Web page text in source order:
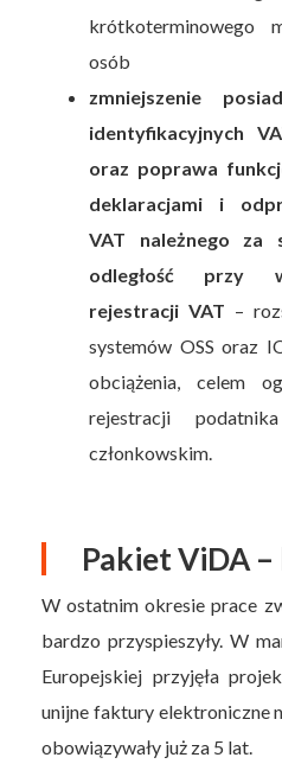
krótkoterminowego
osób
zmniejszenie
identyfikacyjnych
oraz poprawa
deklaracjami i
VAT należnego za
odległość przy
rejestracji VAT –
systemów OSS oraz
obciążenia, celem
rejestracji
członkowskim.
Pakiet ViDA
W ostatnim okresie prace
bardzo przyspieszyły. W
Europejskiej przyjęła
unijne faktury elektroniczne
obowiązywały już za 5 lat.